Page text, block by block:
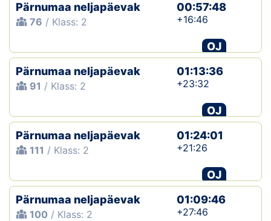
Pärnumaa neljapäevak
76 / Klass: 2
00:57:48
+16:46
OJ
Pärnumaa neljapäevak
91 / Klass: 2
01:13:36
+23:32
OJ
Pärnumaa neljapäevak
111 / Klass: 2
01:24:01
+21:26
OJ
Pärnumaa neljapäevak
100 / Klass: 2
01:09:46
+27:46